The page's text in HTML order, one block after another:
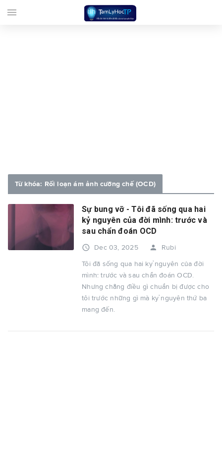
Từ khóa: Rối loạn ám ảnh cưỡng chế (OCD)
Sự bung vỡ - Tôi đã sống qua hai
kỷ nguyên của đời mình: trước và
sau chẩn đoán OCD
access_time Dec 03, 2025 person Rubi
Tôi đã sống qua hai kỷ nguyên của đời
mình: trước và sau chẩn đoán OCD.
Nhưng chẳng điều gì chuẩn bị được cho
tôi trước những gì mà kỷ nguyên thứ ba
mang đến.
menu